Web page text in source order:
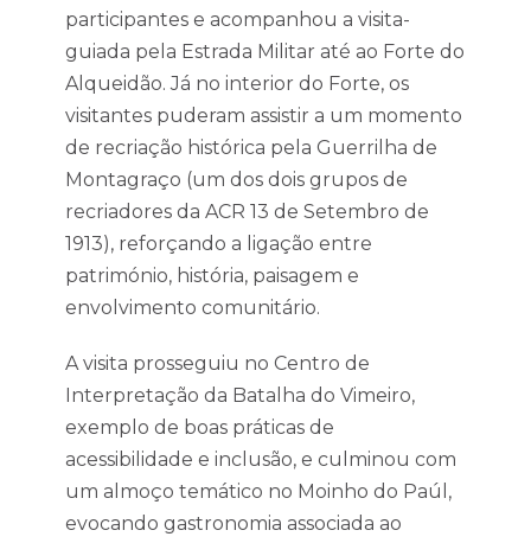
participantes e acompanhou a visita-
guiada pela Estrada Militar até ao Forte do
Alqueidão. Já no interior do Forte, os
visitantes puderam assistir a um momento
de recriação histórica pela Guerrilha de
Montagraço (um dos dois grupos de
recriadores da ACR 13 de Setembro de
1913), reforçando a ligação entre
património, história, paisagem e
envolvimento comunitário.
A visita prosseguiu no Centro de
Interpretação da Batalha do Vimeiro,
exemplo de boas práticas de
acessibilidade e inclusão, e culminou com
um almoço temático no Moinho do Paúl,
evocando gastronomia associada ao